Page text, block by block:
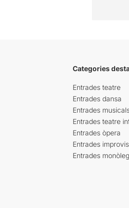
Categories
Entrades teatre
Entrades dansa
Entrades
Entrades teatre
Entrades òpera
Entrades
Entrades